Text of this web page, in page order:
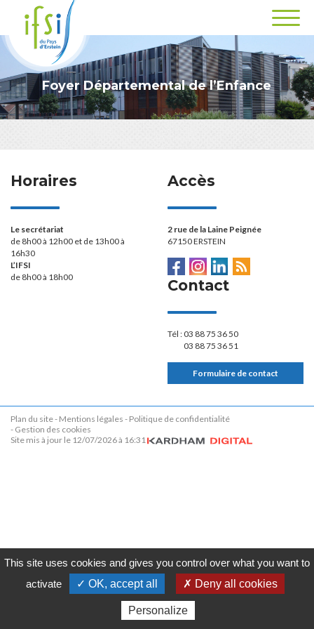
Foyer Départemental de l’Enfance
Horaires
Le secrétariat
de 8h00 à 12h00 et de 13h00 à
16h30
L’IFSI
de 8h00 à 18h00
Accès
2 rue de la Laine Peignée
67150 ERSTEIN
Contact
Tél : 03 88 75 36 50
03 88 75 36 51
Formulaire de contact
Plan du site Mentions légales
Politique de confidentialité
Gestion des cookies
Site mis à jour le 12/07/2026 à 16:31
This site uses cookies and gives you control over what you want to
activate
✓ OK, accept all ✗ Deny all cookies
Personalize